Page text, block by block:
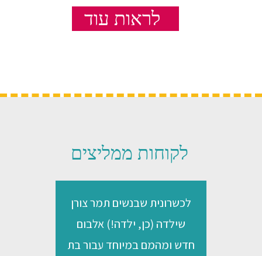
ניתן ליצור אותו כמוצר אישי לכל משתתף וכמצור משפחתי
שמכינים יחד כל המשפחה.
לראות עוד
לקוחות ממליצים
לכשרונית שבנשים תמר צורן
שילדה (כן, ילדה!) אלבום
חדש ומהמם במיוחד עבור בת